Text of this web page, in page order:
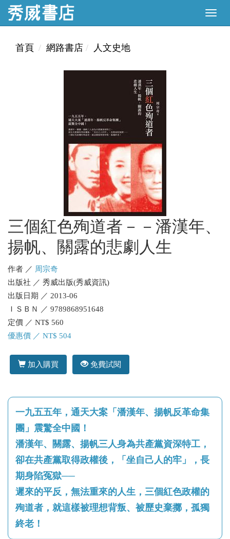
首頁 網路書店 人文史地
三個紅色殉道者－－潘漢年、
揚帆、關露的悲劇人生
作者 ／ 周宗奇
出版社 ／ 秀威出版(秀威資訊)
出版日期 ／ 2013-06
ＩＳＢＮ ／ 9789868951648
定價 ／ NT$ 560
優惠價 ／ NT$ 504
加入購買 免費試閱
一九五五年，通天大案「潘漢年、揚帆反革命集
團」震驚全中國！
潘漢年、關露、揚帆三人身為共產黨資深特工，
卻在共產黨取得政權後，「坐自己人的牢」，長
期身陷冤獄──
遲來的平反，無法重來的人生，三個紅色政權的
殉道者，就這樣被理想背叛、被歷史棄擲，孤獨
終老！